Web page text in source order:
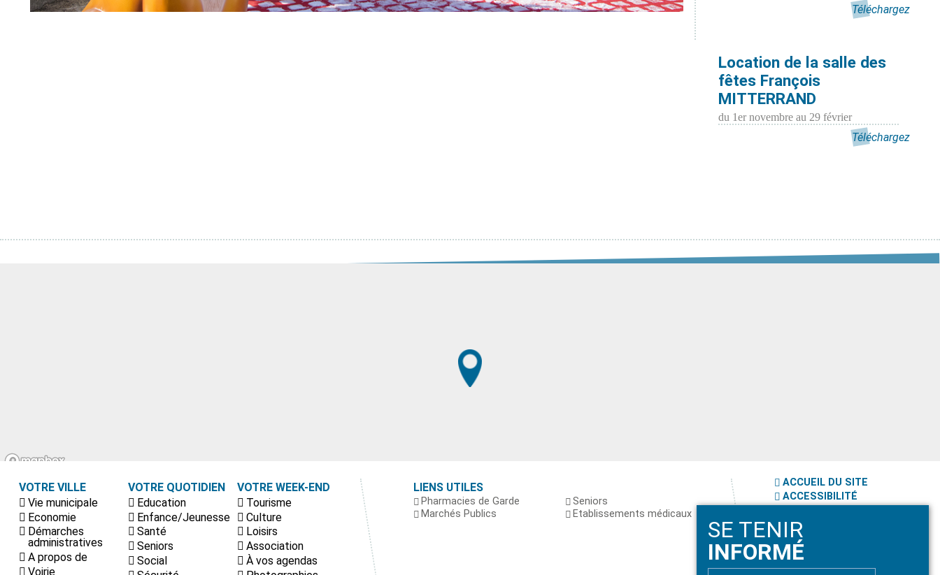
Téléchargez
Location de la salle des
fêtes François
MITTERRAND
du 1er novembre au 29 février
Téléchargez
SE TENIR
INFORMÉ
VOTRE VILLE
Vie municipale
Economie
Démarches
administratives
A propos de
Voirie
VOTRE QUOTIDIEN
Education
Enfance/Jeunesse
Santé
Seniors
Social
VOTRE WEEK-END
Tourisme
Culture
Loisirs
Association
À vos agendas
LIENS UTILES
Pharmacies de Garde
Marchés Publics
Seniors
Etablissements médicaux
ACCUEIL DU SITE
ACCESSIBILITÉ
MENTIONS LÉGALES